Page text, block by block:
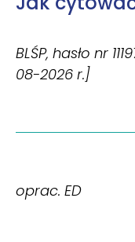
BLŚP, hasło nr
08-2026 r.]
oprac. ED